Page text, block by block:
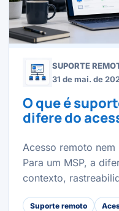
SUPORTE
31 de mai. de
O que é
difere do
Acesso remoto
Para um MSP, a
contexto,
Suporte remoto